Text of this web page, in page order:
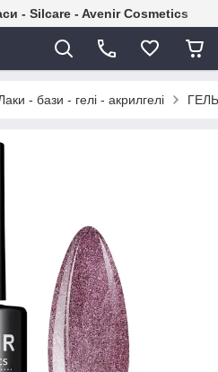
- Silcare - Avenir Cosmetics
- бази - гелі - акрилгелі